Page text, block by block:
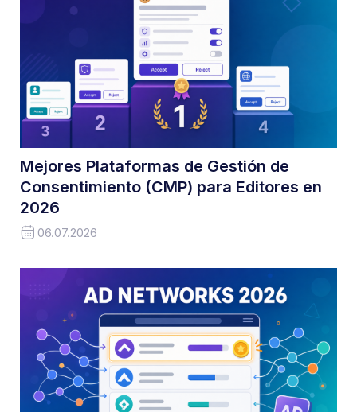
Mejores Plataformas de Gestión de
Consentimiento (CMP) para Editores en
2026
06.07.2026